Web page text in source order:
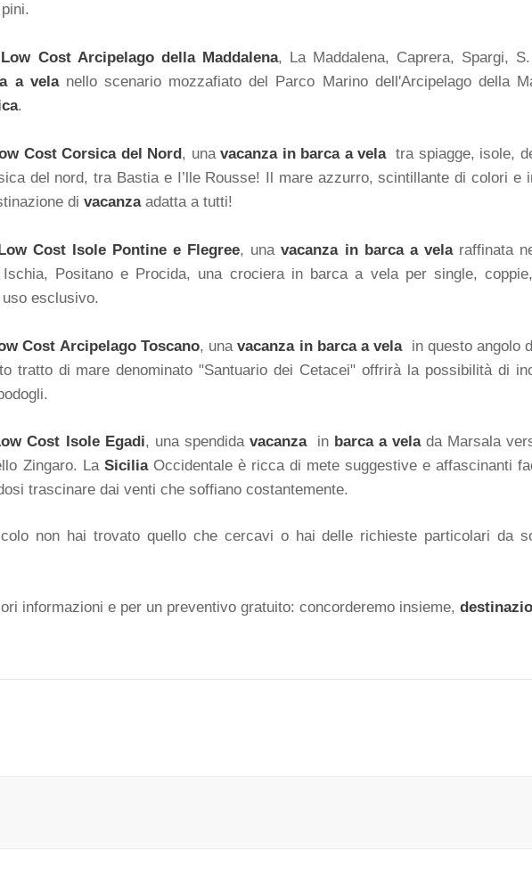
Cost Arcipelago della Maddalena, La Maddalena, Caprera, Spargi,
a velanello scenario mozzafiato del Parco Marino dell'Arcipelago della
.
Cost Corsica del Nord, unavacanza in barca a velatra spiagge, isole,
del nord, tra Bastia e I’lle Rousse! Il mare azzurro, scintillante di colori
di vacanzaadatta a tutti!
Cost Isole Pontine e Flegree, unavacanza in barca a vela raffinata
Ischia, Positano e Procida, una crociera in barca a vela per single,
esclusivo.
Cost Arcipelago Toscano, unavacanza in barca a velain questo angolo
tratto di mare denominato "Santuario dei Cetacei" offrirà la possibilità di
Cost Isole Egadi, una spendida vacanzain barca a velada Marsala
Zingaro. La SiciliaOccidentale è ricca di mete suggestive e affascinanti
trascinare dai venti che soffiano costantemente.
non hai trovato quello che cercavi o hai delle richieste particolari da
informazioni e per un preventivo gratuito: concorderemo insieme,